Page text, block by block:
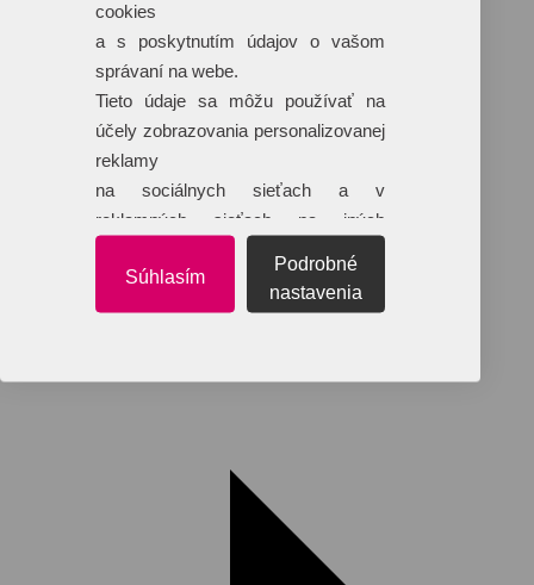
Reklamné predmety s plnofarebnou
potlačou
Dáždniky
Tašky
Hračky
cookies
a s poskytnutím údajov o vašom
správaní na webe.
Tieto údaje sa môžu používať na
účely zobrazovania personalizovanej
reklamy
na sociálnych sieťach a v
reklamných sieťach na iných
Súhlasím
Podrobné
nastavenia